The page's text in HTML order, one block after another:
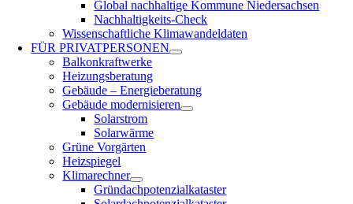
Global nachhaltige Kommune Niedersachsen
Nachhaltigkeits-Check
Wissenschaftliche Klimawandeldaten
FÜRPRIVATPERSONEN
Balkonkraftwerke
Heizungsberatung
Gebäude – Energieberatung
Gebäude modernisieren
Solarstrom
Solarwärme
Grüne Vorgärten
Heizspiegel
Klimarechner
Gründachpotenzialkataster